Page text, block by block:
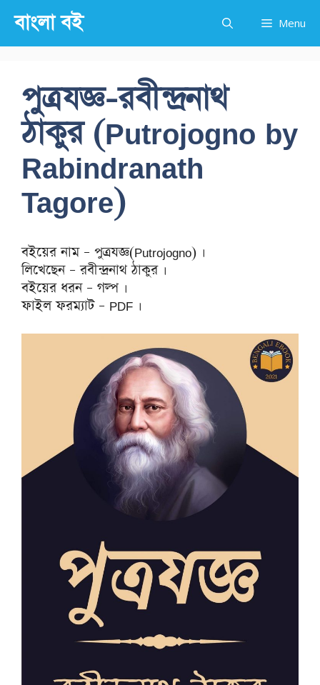
content
বাংলা বই Menu
পুত্রযজ্ঞ-রবীন্দ্রনাথ
ঠাকুর (Putrojogno by
Rabindranath
Tagore)
বইয়ের নাম – পুত্রযজ্ঞ(Putrojogno) ।
লিখেছেন – রবীন্দ্রনাথ ঠাকুর ।
বইয়ের ধরন – গল্প ।
ফাইল ফরম্যাট – PDF ।